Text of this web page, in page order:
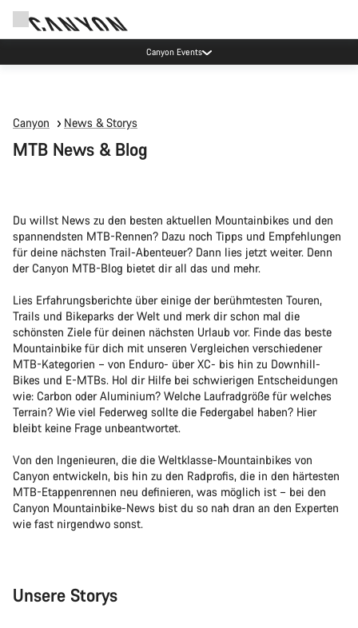
Jetzt geöffnet: E-Performance Center Koblenz
Canyon News & Storys
MTB News & Blog
Du willst News zu den besten aktuellen Mountainbikes und den
spannendsten MTB-Rennen? Dazu noch Tipps und Empfehlungen
für deine nächsten Trail-Abenteuer? Dann lies jetzt weiter. Denn
der Canyon MTB-Blog bietet dir all das und mehr.
Lies Erfahrungsberichte über einige der berühmtesten Touren,
Trails und Bikeparks der Welt und merk dir schon mal die
schönsten Ziele für deinen nächsten Urlaub vor. Finde das beste
Mountainbike für dich mit unseren Vergleichen verschiedener
MTB-Kategorien – von Enduro- über XC- bis hin zu Downhill-
Bikes und E-MTBs. Hol dir Hilfe bei schwierigen Entscheidungen
wie: Carbon oder Aluminium? Welche Laufradgröße für welches
Terrain? Wie viel Federweg sollte die Federgabel haben? Hier
bleibt keine Frage unbeantwortet.
Von den Ingenieuren, die die Weltklasse-Mountainbikes von
Canyon entwickeln, bis hin zu den Radprofis, die in den härtesten
MTB-Etappenrennen neu definieren, was möglich ist – bei den
Canyon Mountainbike-News bist du so nah dran an den Experten
wie fast nirgendwo sonst.
Unsere Storys